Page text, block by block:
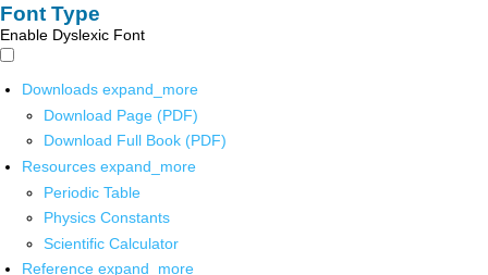
Font Type
Enable Dyslexic Font
Downloads expand_more
Download Page (PDF)
Download Full Book (PDF)
Resources expand_more
Periodic Table
Physics Constants
Scientific Calculator
Reference expand_more